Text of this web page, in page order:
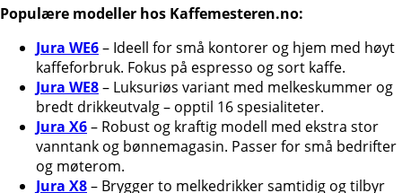
Populære modeller hos Kaffemesteren.no:
Jura WE6– Ideell for små kontorer og hjem med høyt
kaffeforbruk. Fokus på espresso og sort kaffe.
Jura WE8– Luksuriøs variant med melkeskummer og
bredt drikkeutvalg – opptil 16 spesialiteter.
Jura X6– Robust og kraftig modell med ekstra stor
vanntank og bønnemagasin. Passer for små bedrifter
og møterom.
Jura X8– Brygger to melkedrikker samtidig og tilbyr